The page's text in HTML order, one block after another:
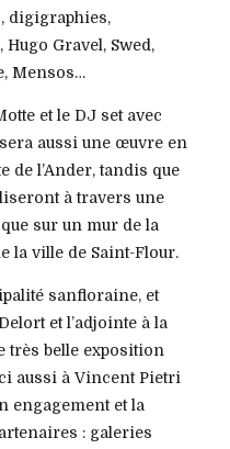
digigraphies,
Gravel, Swed,
Mensos…
et le DJ set avec
aussi une œuvre en
de l’Ander, tandis que
à travers une
sur un mur de la
la ville de Saint-Flour.
sanfloraine, et
et l’adjointe à la
très belle exposition
aussi à Vincent Pietri
engagement et la
: galeries